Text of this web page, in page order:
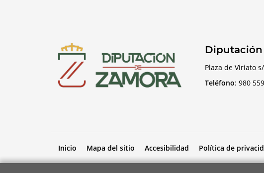
Plaza de Viriato
Teléfono: 980
Inicio Mapa del sitio Accesibilidad Política de